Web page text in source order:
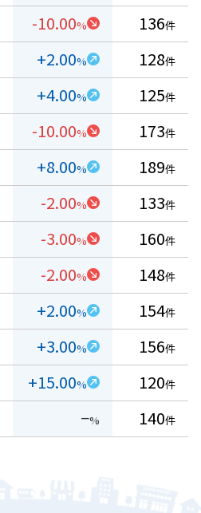
-10.00% 136件
+2.00% 128件
+4.00% 125件
-10.00% 173件
+8.00% 189件
-2.00% 133件
-3.00% 160件
-2.00% 148件
+2.00% 154件
+3.00% 156件
+15.00% 120件
−% 140件